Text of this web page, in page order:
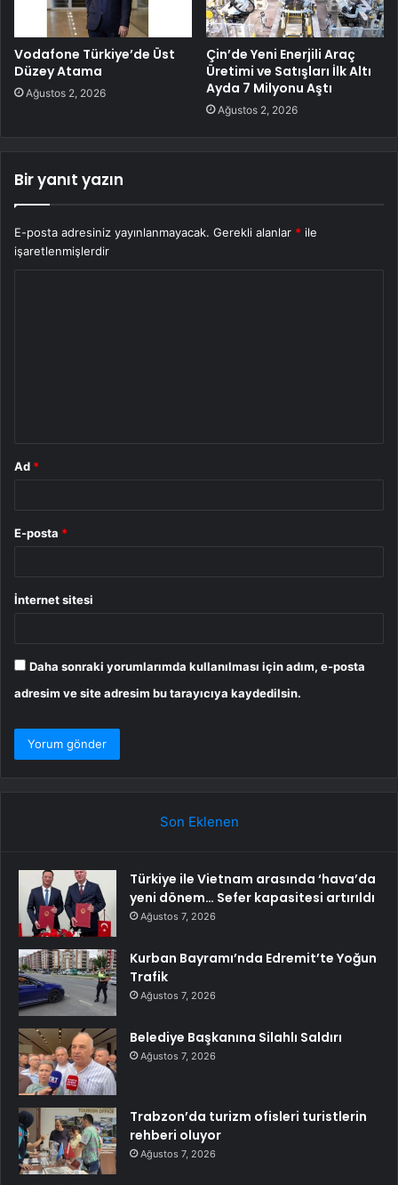
Vodafone Türkiye’de Üst
Düzey Atama
Ağustos 2, 2026
Çin’de Yeni Enerjili Araç
Üretimi ve Satışları İlk Altı
Ayda 7 Milyonu Aştı
Ağustos 2, 2026
Bir yanıt yazın
E-posta adresiniz yayınlanmayacak. Gerekli alanlar * ile
işaretlenmişlerdir
Ad *
E-posta *
İnternet sitesi
Daha sonraki yorumlarımda kullanılması için adım, e-posta
adresim ve site adresim bu tarayıcıya kaydedilsin.
Son Eklenen
Türkiye ile Vietnam arasında ‘hava’da
yeni dönem… Sefer kapasitesi artırıldı
Ağustos 7, 2026
Kurban Bayramı’nda Edremit’te Yoğun
Trafik
Ağustos 7, 2026
Belediye Başkanına Silahlı Saldırı
Ağustos 7, 2026
Trabzon’da turizm ofisleri turistlerin
rehberi oluyor
Ağustos 7, 2026